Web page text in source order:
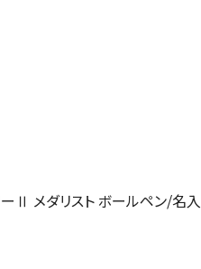
Ⅱ メダリスト ボールペン/名入